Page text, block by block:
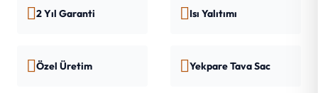
2 Yıl Garanti Isı Yalıtımı
Özel Üretim Yekpare Tava Sac